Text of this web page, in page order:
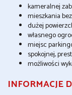
kameralnej
mieszkania
dużej
własnego
miejsc
spokojnej,
możliwości
INFORMACJE